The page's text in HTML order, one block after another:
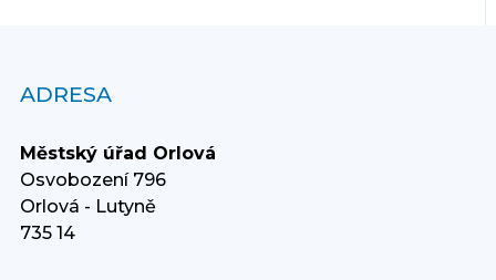
ADRESA
Městský úřad Orlová
Osvobození 796
Orlová - Lutyně
735 14